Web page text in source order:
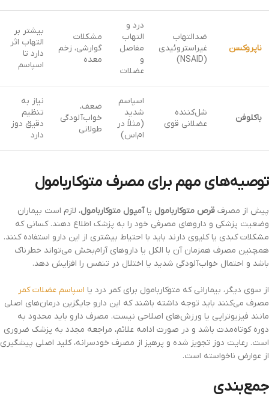
ناپروکسن
ضدالتهاب
غیراستروئیدی
(NSAID)
درد و
التهاب
مفاصل
و
عضلات
مشکلات
گوارشی، زخم
معده
بیشتر بر
التهاب اثر
دارد تا
اسپاسم
باکلوفن
شل‌کننده
عضلانی قوی
اسپاسم
شدید
(مثلاً در
ام‌اس)
ضعف،
خواب‌آلودگی
طولانی
نیاز به
تنظیم
دقیق دوز
دارد
توصیه‌های مهم برای مصرف متوکاربامول
پیش از مصرف قرص متوکاربامول یاآمپول متوکاربامول، لازم است بیماران
وضعیت پزشکی و داروهای مصرفی خود را به پزشک اطلاع دهند. کسانی که
مشکلات کبدی یا کلیوی دارند باید با احتیاط بیشتری از این دارو استفاده کنند.
همچنین مصرف همزمان آن با الکل یا داروهای آرام‌بخش می‌تواند خطرناک
باشد و احتمال خواب‌آلودگی شدید یا اختلال در تنفس را افزایش دهد.
از سوی دیگر، بیمارانی که متوکاربامول برای کمر درد یا اسپاسم عضلات کمر
مصرف می‌کنند باید توجه داشته باشند که این دارو جایگزین درمان‌های اصلی
مانند فیزیوتراپی یا ورزش‌های اصلاحی نیست. مصرف دارو باید محدود به
دوره کوتاه‌مدت باشد و در صورت ادامه علائم، مراجعه مجدد به پزشک ضروری
است. رعایت دوز تجویز شده و پرهیز از مصرف خودسرانه، کلید اصلی پیشگیری
از عوارض ناخواسته است.
جمع‌بندی